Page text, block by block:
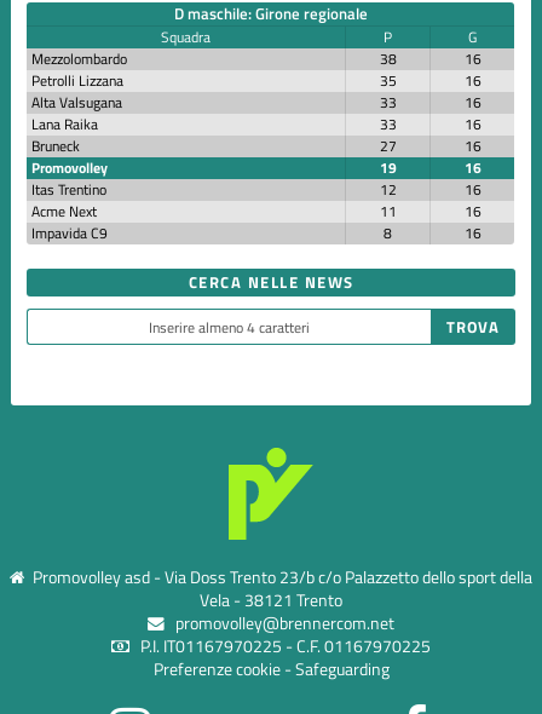
D maschile: Girone regionale
Squadra P
G
Mezzolombardo
38
16
Petrolli Lizzana
35
16
Alta Valsugana
33
16
Lana Raika
33
16
Bruneck
27
16
Promovolley
19
16
Itas Trentino
12
16
Acme Next
11
16
Impavida C9
8 16
CERCA NELLE NEWS
Promovolley asd - Via Doss Trento 23/b c/o Palazzetto dello sport della
Vela - 38121 Trento
promovolley@brennercom.net
P.I. IT01167970225 - C.F. 01167970225
Preferenze cookie-Safeguarding